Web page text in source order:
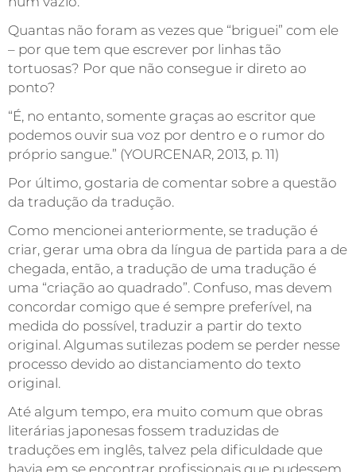
Quantas não foram as vezes que “briguei” com ele
– por que tem que escrever por linhas tão
tortuosas? Por que não consegue ir direto ao
ponto?
“É, no entanto, somente graças ao escritor que
podemos ouvir sua voz por dentro e o rumor do
próprio sangue.” (YOURCENAR, 2013, p. 11)
Por último, gostaria de comentar sobre a questão
da tradução da tradução.
Como mencionei anteriormente, se tradução é
criar, gerar uma obra da língua de partida para a de
chegada, então, a tradução de uma tradução é
uma “criação ao quadrado”. Confuso, mas devem
concordar comigo que é sempre preferível, na
medida do possível, traduzir a partir do texto
original. Algumas sutilezas podem se perder nesse
processo devido ao distanciamento do texto
original.
Até algum tempo, era muito comum que obras
literárias japonesas fossem traduzidas de
traduções em inglês, talvez pela dificuldade que